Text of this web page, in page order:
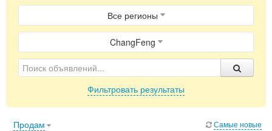
Помощь
Услуги
Магазины
Все регионы
ChangFeng
Фильтровать результаты
Продам Самые новые